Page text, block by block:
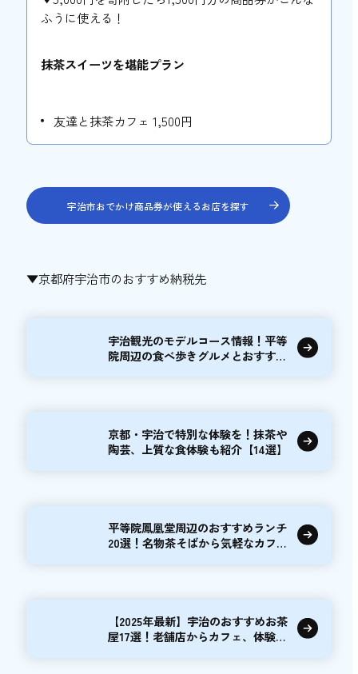
ふうに使える！
抹茶スイーツを堪能プラン
友達と抹茶カフェ 1,500円
宇治市おでかけ商品券が使えるお店を探す
▼京都府宇治市のおすすめ納税先
宇治観光のモデルコース情報！平等
院周辺の食べ歩きグルメとおすすめ
京都・宇治で特別な体験を！抹茶や
陶芸、上質な食体験も紹介【14選】
平等院鳳凰堂周辺のおすすめランチ
20選！名物茶そばから気軽なカフェ
【2025年最新】宇治のおすすめお茶
屋17選！老舗店からカフェ、体験施